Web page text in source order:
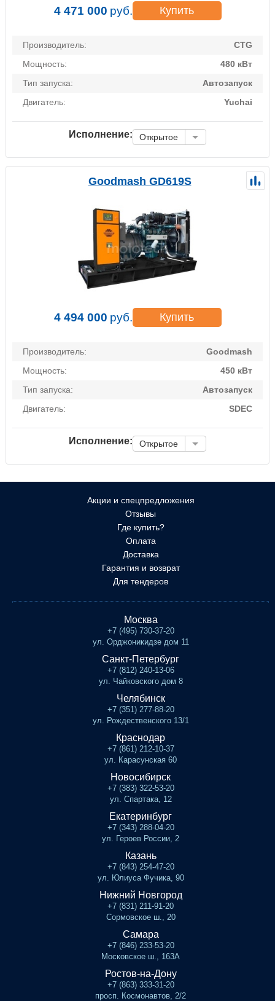
4 471 000 руб. Купить
Производитель:
CTG
Мощность:
480 кВт
Тип запуска:
Автозапуск
Двигатель:
Yuchai
Исполнение: Открытое
Goodmash GD619S
4 494 000 руб. Купить
Производитель:
Goodmash
Мощность:
450 кВт
Тип запуска:
Автозапуск
Двигатель:
SDEC
Исполнение: Открытое
Акции и спецпредложения
Отзывы
Где купить?
Оплата
Доставка
Гарантия и возврат
Для тендеров
Москва
+7 (495) 730-37-20
ул. Орджоникидзе дом 11
Санкт-Петербург
+7 (812) 240-13-06
ул. Чайковского дом 8
Челябинск
+7 (351) 277-88-20
ул. Рождественского 13/1
Краснодар
+7 (861) 212-10-37
ул. Карасунская 60
Новосибирск
+7 (383) 322-53-20
ул. Спартака, 12
Екатеринбург
+7 (343) 288-04-20
ул. Героев России, 2
Казань
+7 (843) 254-47-20
ул. Юлиуса Фучика, 90
Нижний Новгород
+7 (831) 211-91-20
Сормовское ш., 20
Самара
+7 (846) 233-53-20
Московское ш., 163А
Ростов-на-Дону
+7 (863) 333-31-20
просп. Космонавтов, 2/2